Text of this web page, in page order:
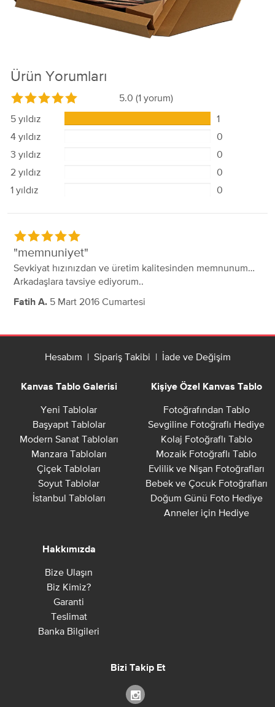
Ürün Yorumları
5.0 (1 yorum)
5 yıldız
1
4 yıldız
0
3 yıldız
0
2 yıldız
0
1 yıldız
0
memnuniyet
Sevkiyat hızınızdan ve üretim kalitesinden memnunum…
Arkadaşlara tavsiye ediyorum..
Fatih A. 5 Mart 2016 Cumartesi
Hesabım | Sipariş Takibi | İade ve Değişim
Kanvas Tablo Galerisi
Yeni Tablolar
Başyapıt Tablolar
Modern Sanat Tabloları
Manzara Tabloları
Çiçek Tabloları
Soyut Tablolar
İstanbul Tabloları
Kişiye Özel Kanvas Tablo
Fotoğrafından Tablo
Sevgiline Fotoğraflı Hediye
Kolaj Fotoğraflı Tablo
Mozaik Fotoğraflı Tablo
Evlilik ve Nişan Fotoğrafları
Bebek ve Çocuk Fotoğrafları
Doğum Günü Foto Hediye
Anneler için Hediye
Hakkımızda
Bize Ulaşın
Biz Kimiz?
Garanti
Teslimat
Banka Bilgileri
Bizi Takip Et